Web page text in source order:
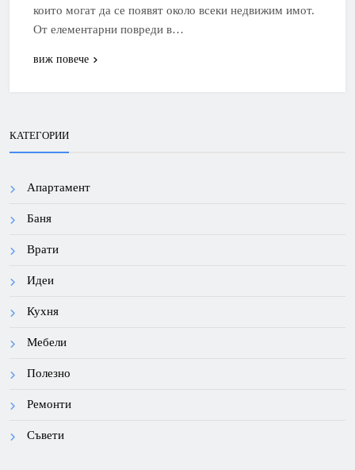
които могат да се появят около всеки недвижим имот.
От елементарни повреди в…
виж повече
КАТЕГОРИИ
Апартамент
Баня
Врати
Идеи
Кухня
Мебели
Полезно
Ремонти
Съвети